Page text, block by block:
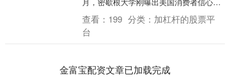
数创下新低。 特朗普高举“美国优先”，本
想靠....
查看： 199 分类： 加杠杆的股票平
台
金富宝配资文章已加载完成